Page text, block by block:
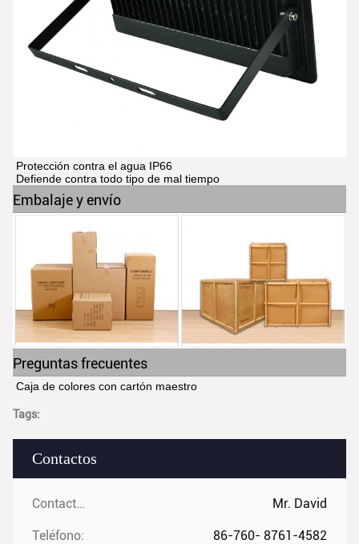
Contactos
Contactos: Mr. David
Teléfono: 86-760- 8761-4582
Protección contra el agua IP66
Defiende contra todo tipo de mal tiempo
Embalaje y envío
Preguntas frecuentes
Caja de colores con cartón maestro
Tags: